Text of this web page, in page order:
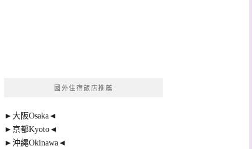
國外住宿飯店推薦
►大阪Osaka◄
►京都Kyoto◄
►沖繩Okinawa◄